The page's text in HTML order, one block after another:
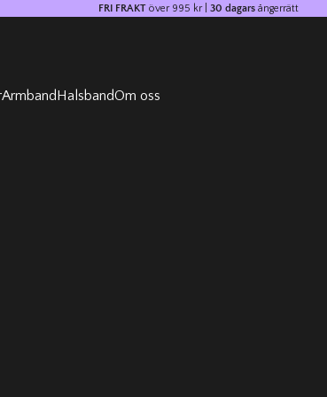
FRI FRAKTöver 995 kr | 30 dagars ångerrätt
ArmbandHalsbandOm oss